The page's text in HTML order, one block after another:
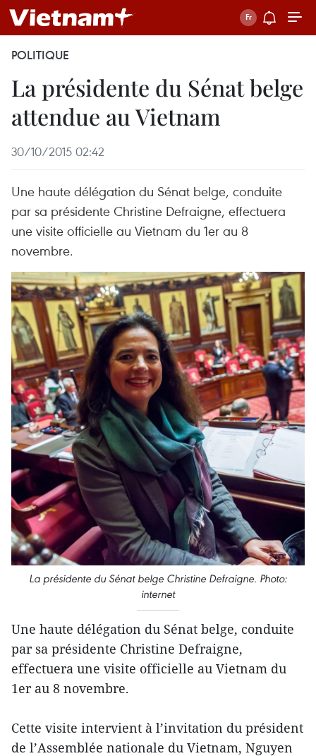
POLITIQUE
La présidente du Sénat belge
attendue au Vietnam
30/10/2015 02:42
Une haute délégation du Sénat belge, conduite
par sa présidente Christine Defraigne, effectuera
une visite officielle au Vietnam du 1er au 8
novembre.
La présidente du Sénat belge Christine Defraigne. Photo:
internet
Une haute délégation du Sénat belge, conduite
par sa présidente Christine Defraigne,
effectuera une visite officielle au Vietnam du
1er au 8 novembre.
Cette visite intervient à l’invitation du président
de l’Assemblée nationale du Vietnam, Nguyen